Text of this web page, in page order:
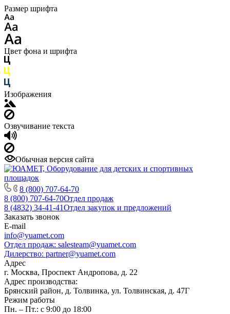
Размер шрифта
Цвет фона и шрифта
Изображения
Озвучивание текста
Обычная версия сайта
8 (800) 707-64-70
8 (800) 707-64-70Отдел продаж
8 (4832) 34-41-41Отдел закупок и предложений
Заказать звонок
E-mail
info@yuamet.com
Отдел продаж: salesteam@yuamet.com
Дилерство: partner@yuamet.com
Адрес
г. Москва, Проспект Андропова, д. 22
Адрес производства:
Брянский район, д. Толвинка, ул. Толвинская, д. 47Г
Режим работы
Пн. – Пт.: с 9:00 до 18:00